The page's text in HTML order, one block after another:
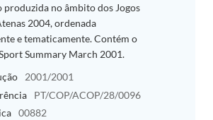
produzida no âmbito dos Jogos
2004, ordenada
e tematicamente. Contém o
Summary March 2001.
2001/2001
PT/COP/ACOP/28/0096
00882